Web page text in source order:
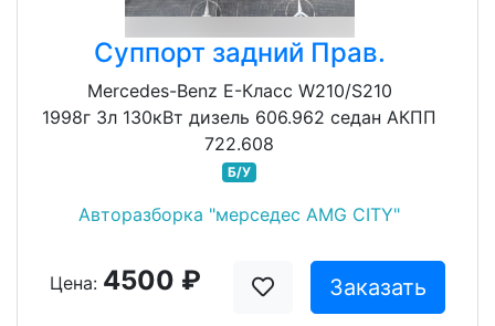
Суппорт задний Прав.
Mercedes-Benz E-Класс W210/S210
1998г 3л 130кВт дизель 606.962 седан АКПП
722.608
Б/У
Авторазборка "мерседес AMG CITY"
Цена: 4500 ₽ Заказать